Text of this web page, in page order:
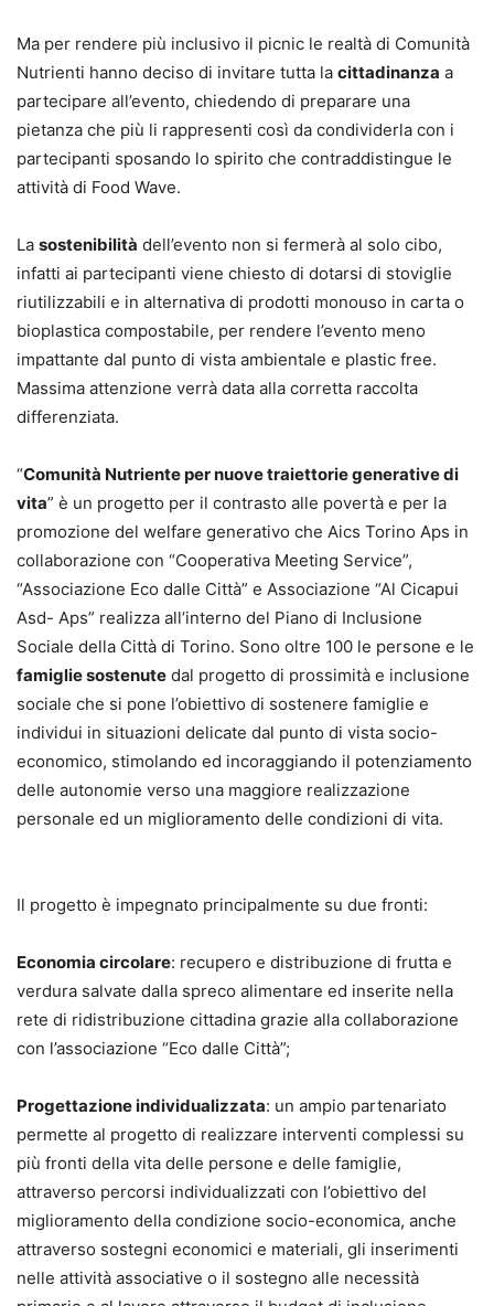
Ma per rendere più inclusivo il picnic le realtà di Comunità
Nutrienti hanno deciso di invitare tutta la cittadinanza a
partecipare all’evento, chiedendo di preparare una
pietanza che più li rappresenti così da condividerla con i
partecipanti sposando lo spirito che contraddistingue le
attività di Food Wave.
La sostenibilità dell’evento non si fermerà al solo cibo,
infatti ai partecipanti viene chiesto di dotarsi di stoviglie
riutilizzabili e in alternativa di prodotti monouso in carta o
bioplastica compostabile, per rendere l’evento meno
impattante dal punto di vista ambientale e plastic free.
Massima attenzione verrà data alla corretta raccolta
differenziata.
“Comunità Nutriente per nuove traiettorie generative di
vita” è un progetto per il contrasto alle povertà e per la
promozione del welfare generativo che Aics Torino Aps in
collaborazione con “Cooperativa Meeting Service”,
“Associazione Eco dalle Città” e Associazione “Al Cicapui
Asd- Aps” realizza all’interno del Piano di Inclusione
Sociale della Città di Torino. Sono oltre 100 le persone e le
famiglie sostenute dal progetto di prossimità e inclusione
sociale che si pone l’obiettivo di sostenere famiglie e
individui in situazioni delicate dal punto di vista socio-
economico, stimolando ed incoraggiando il potenziamento
delle autonomie verso una maggiore realizzazione
personale ed un miglioramento delle condizioni di vita.
Il progetto è impegnato principalmente su due fronti:
Economia circolare: recupero e distribuzione di frutta e
verdura salvate dalla spreco alimentare ed inserite nella
rete di ridistribuzione cittadina grazie alla collaborazione
con l’associazione “Eco dalle Città”;
Progettazione individualizzata: un ampio partenariato
permette al progetto di realizzare interventi complessi su
più fronti della vita delle persone e delle famiglie,
attraverso percorsi individualizzati con l’obiettivo del
miglioramento della condizione socio-economica, anche
attraverso sostegni economici e materiali, gli inserimenti
nelle attività associative o il sostegno alle necessità